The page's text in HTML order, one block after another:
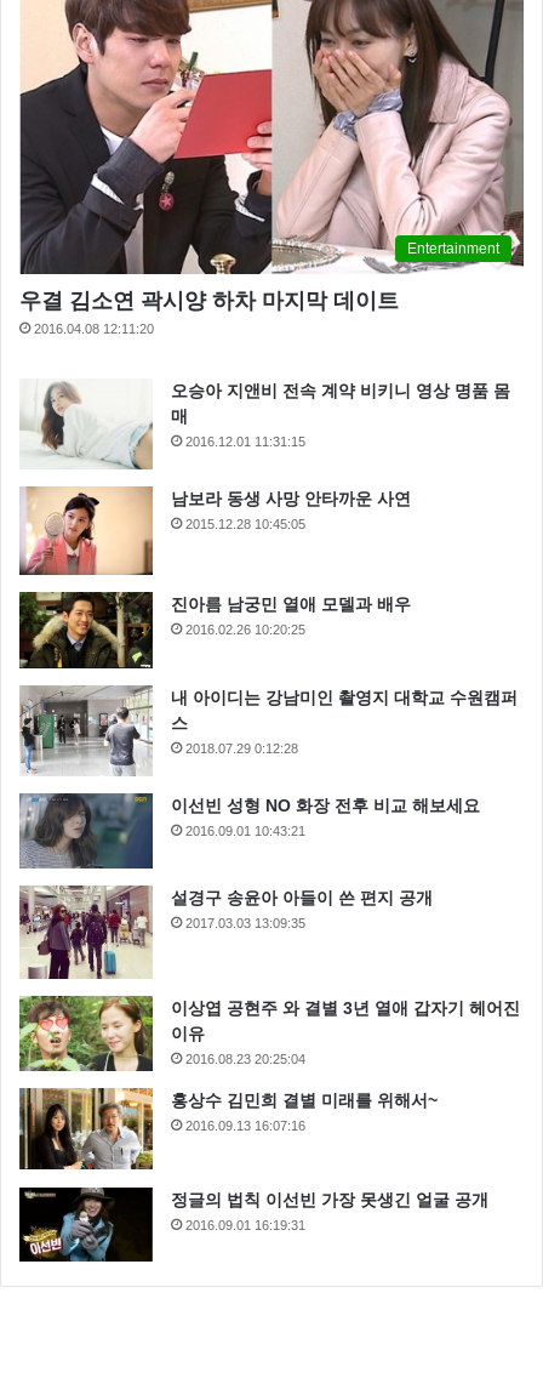
Entertainment
우결 김소연 곽시양 하차 마지막 데이트
2016.04.08 12:11:20
오승아 지앤비 전속 계약 비키니 영상 명품 몸
매
2016.12.01 11:31:15
남보라 동생 사망 안타까운 사연
2015.12.28 10:45:05
진아름 남궁민 열애 모델과 배우
2016.02.26 10:20:25
내 아이디는 강남미인 촬영지 대학교 수원캠퍼
스
2018.07.29 0:12:28
이선빈 성형 NO 화장 전후 비교 해보세요
2016.09.01 10:43:21
설경구 송윤아 아들이 쓴 편지 공개
2017.03.03 13:09:35
이상엽 공현주 와 결별 3년 열애 갑자기 헤어진
이유
2016.08.23 20:25:04
홍상수 김민희 결별 미래를 위해서~
2016.09.13 16:07:16
정글의 법칙 이선빈 가장 못생긴 얼굴 공개
2016.09.01 16:19:31